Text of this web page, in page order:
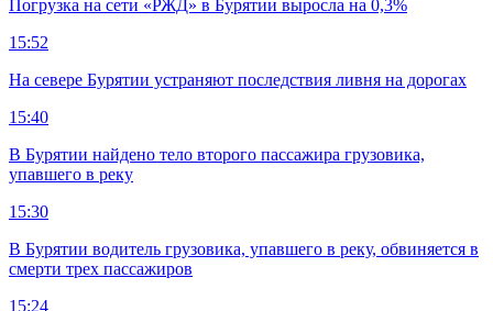
Погрузка на сети «РЖД» в Бурятии выросла на 0,3%
15:52
На севере Бурятии устраняют последствия ливня на дорогах
15:40
В Бурятии найдено тело второго пассажира грузовика,
упавшего в реку
15:30
В Бурятии водитель грузовика, упавшего в реку, обвиняется в
смерти трех пассажиров
15:24